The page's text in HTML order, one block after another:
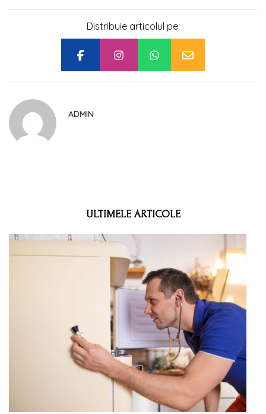
Distribuie articolul pe:
ADMIN
ULTIMELE ARTICOLE